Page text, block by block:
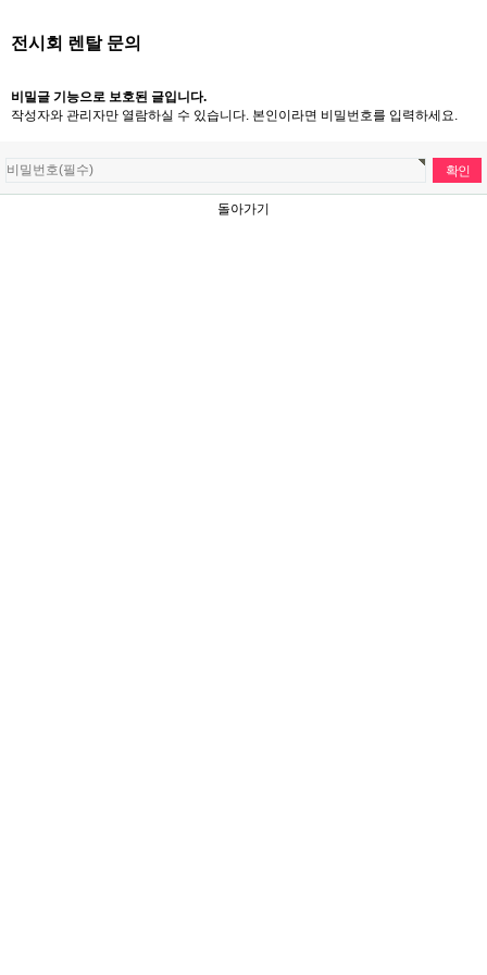
전시회 렌탈 문의
비밀글 기능으로 보호된 글입니다.
작성자와 관리자만 열람하실 수 있습니다. 본인이라면 비밀번호를 입력하세요.
돌아가기